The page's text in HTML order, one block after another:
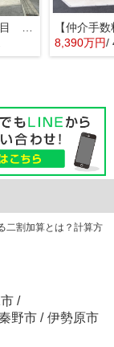
平塚市西真土3丁目 中古一戸建て
8,390万円/
二割加算とは？計算方
/
秦野市 / 伊勢原市